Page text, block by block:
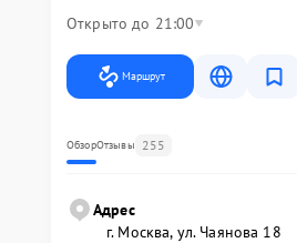
Открыто до 21:00
Маршрут
ОбзорОтзывы 255
Адрес
г. Москва, ул. Чаянова 18